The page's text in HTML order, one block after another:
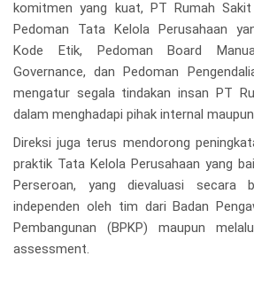
komitmen yang kuat, PT Rumah
Pedoman Tata Kelola Perusahaan
Kode Etik, Pedoman Board
Governance, dan Pedoman
mengatur segala tindakan insan PT
dalam menghadapi pihak internal
Direksi juga terus mendorong
praktik Tata Kelola Perusahaan yang
Perseroan, yang dievaluasi secara
independen oleh tim dari Badan
Pembangunan (BPKP) maupun
assessment.